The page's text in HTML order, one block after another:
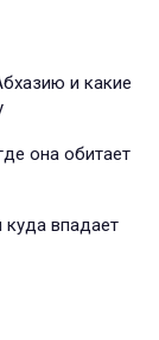
и какие
она обитает
куда впадает